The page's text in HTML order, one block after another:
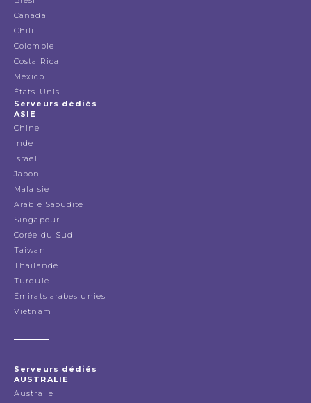
Canada
Chili
Colombie
Costa Rica
Mexico
États-Unis
Serveurs dédiés
ASIE
Chine
Inde
Israel
Japon
Malaisie
Arabie Saoudite
Singapour
Corée du Sud
Taiwan
Thailande
Turquie
Émirats arabes unies
Vietnam
Serveurs dédiés
AUSTRALIE
Australie